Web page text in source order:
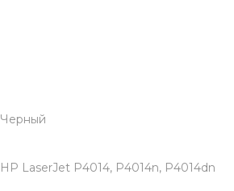
Черный
HP LaserJet P4014, P4014n, P4014dn